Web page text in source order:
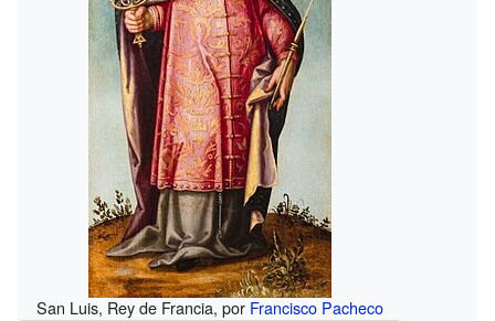
San Luis, Rey de Francia, por Francisco Pacheco